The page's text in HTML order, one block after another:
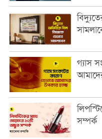
গ্যাস
সম্পর্ক